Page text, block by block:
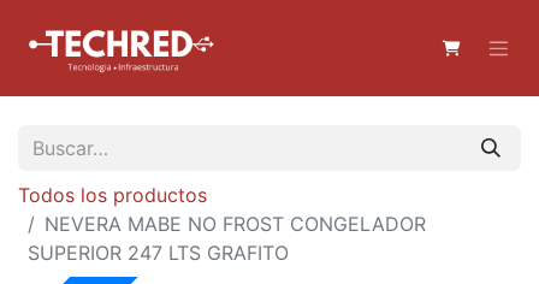
Todos los productos
NEVERA MABE NO FROST CONGELADOR
SUPERIOR 247 LTS GRAFITO